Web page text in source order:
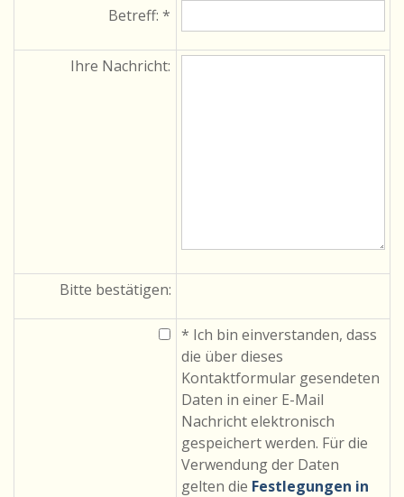
Betreff: *
Ihre Nachricht:
Bitte bestätigen:
* Ich bin einverstanden, dass
die über dieses
Kontaktformular gesendeten
Daten in einer E-Mail
Nachricht elektronisch
gespeichert werden. Für die
Verwendung der Daten
gelten die Festlegungen in